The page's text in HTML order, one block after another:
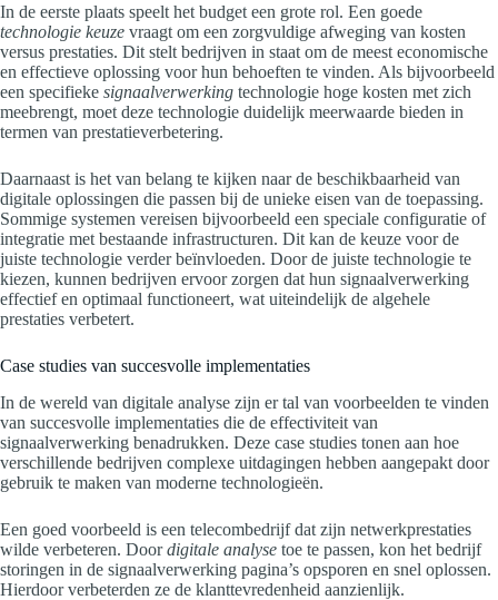
In de eerste plaats speelt het budget een grote rol. Een goede
technologie keuze vraagt om een zorgvuldige afweging van kosten
versus prestaties. Dit stelt bedrijven in staat om de meest economische
en effectieve oplossing voor hun behoeften te vinden. Als bijvoorbeeld
een specifieke signaalverwerking technologie hoge kosten met zich
meebrengt, moet deze technologie duidelijk meerwaarde bieden in
termen van prestatieverbetering.
Daarnaast is het van belang te kijken naar de beschikbaarheid van
digitale oplossingen die passen bij de unieke eisen van de toepassing.
Sommige systemen vereisen bijvoorbeeld een speciale configuratie of
integratie met bestaande infrastructuren. Dit kan de keuze voor de
juiste technologie verder beïnvloeden. Door de juiste technologie te
kiezen, kunnen bedrijven ervoor zorgen dat hun signaalverwerking
effectief en optimaal functioneert, wat uiteindelijk de algehele
prestaties verbetert.
Case studies van succesvolle implementaties
In de wereld van digitale analyse zijn er tal van voorbeelden te vinden
van succesvolle implementaties die de effectiviteit van
signaalverwerking benadrukken. Deze case studies tonen aan hoe
verschillende bedrijven complexe uitdagingen hebben aangepakt door
gebruik te maken van moderne technologieën.
Een goed voorbeeld is een telecombedrijf dat zijn netwerkprestaties
wilde verbeteren. Doordigitale analyse toe te passen, kon het bedrijf
storingen in de signaalverwerking pagina’s opsporen en snel oplossen.
Hierdoor verbeterden ze de klanttevredenheid aanzienlijk.